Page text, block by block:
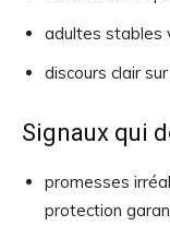
adultes stables
discours clair
Signaux qui
promesses
protection